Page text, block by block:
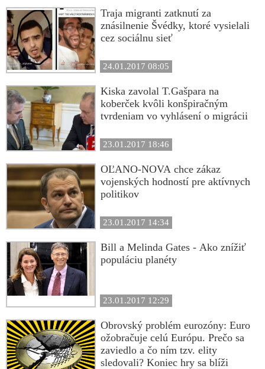
Traja migranti zatknutí za
znásilnenie Švédky, ktoré vysielali
cez sociálnu sieť
24.01.2017 08:05
Kiska zavolal T.Gašpara na
koberček kvôli konšpiračným
tvrdeniam vo vyhlásení o migrácii
23.01.2017 18:46
OĽANO-NOVA chce zákaz
vojenských hodností pre aktívnych
politikov
23.01.2017 14:34
Bill a Melinda Gates - Ako znížiť
populáciu planéty
23.01.2017 12:29
Obrovský problém eurozóny: Euro
ožobračuje celú Európu. Prečo sa
zaviedlo a čo ním tzv. elity
sledovali? Koniec hry sa blíži